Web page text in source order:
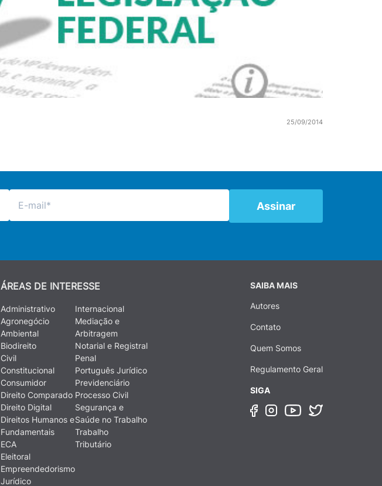
25/09/2014
ÁREAS DE INTERESSE
Administrativo
Agronegócio
Ambiental
Biodireito
Civil
Constitucional
Consumidor
Direito Comparado
Direito Digital
Direitos Humanos e
Fundamentais
ECA
Eleitoral
Empreendedorismo
Jurídico
Internacional
Mediação e
Arbitragem
Notarial e Registral
Penal
Português Jurídico
Previdenciário
Processo Civil
Segurança e
Saúde no Trabalho
Trabalho
Tributário
SAIBA MAIS
Autores
Contato
Quem Somos
Regulamento Geral
SIGA